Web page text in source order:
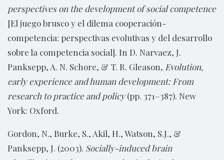
perspectives on the development of social competence
[El juego brusco y el dilema cooperación-
competencia: perspectivas evolutivas y del desarrollo
sobre la competencia social]. In D. Narvaez, J.
Panksepp, A. N. Schore, & T. R. Gleason, Evolution,
early experience and human development: From
research to practice and policy(pp. 371–387). New
York: Oxford.
Gordon, N., Burke, S., Akil, H., Watson, S.J., &
Panksepp, J. (2003). Socially-induced brain